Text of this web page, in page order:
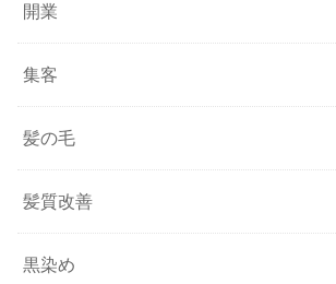
開業
集客
髪の毛
髪質改善
黒染め